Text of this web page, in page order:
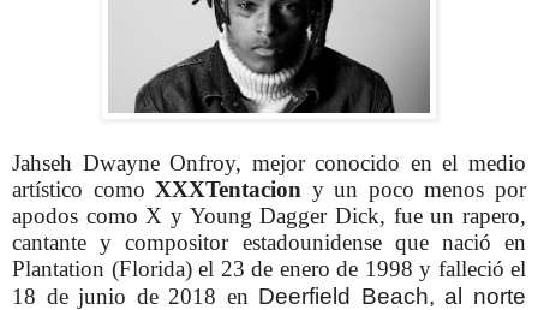
Jahseh Dwayne Onfroy, mejor conocido en el medio
artístico comoXXXTentacion y un poco menos por
apodos como X y Young Dagger Dick, fue un rapero,
cantante y compositor estadounidense que nació en
Plantation (Florida) el 23 de enero de 1998 y falleció el
18 de junio de 2018 en Deerfield Beach, al norte